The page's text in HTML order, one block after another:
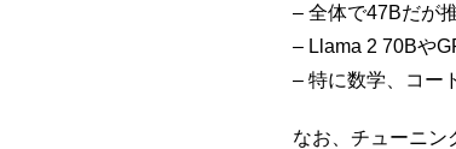
– 全体で47Bだが
– Llama 2 70Bや
– 特に数学、コー
なお、チューニン